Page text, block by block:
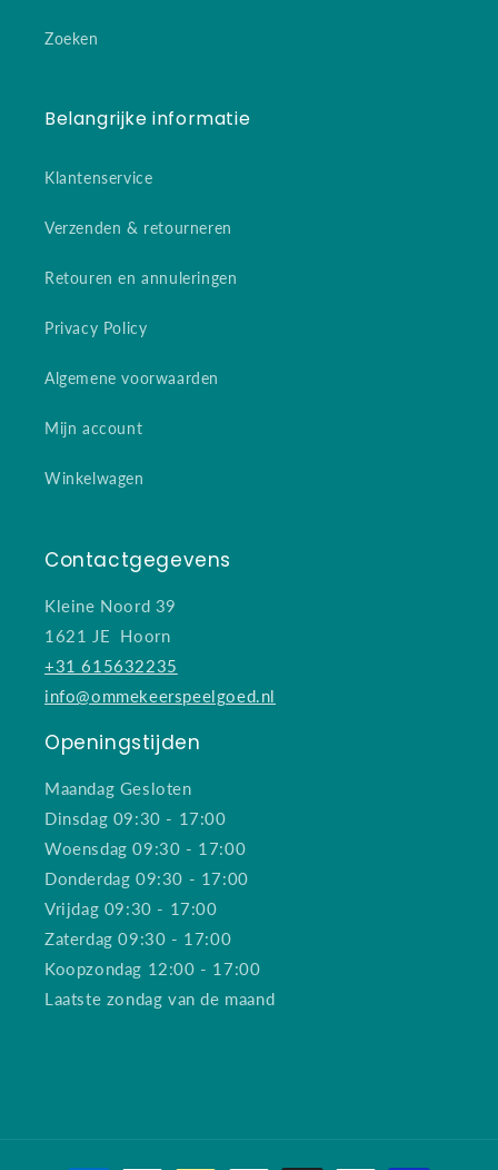
Zoeken
Belangrijke informatie
Klantenservice
Verzenden & retourneren
Retouren en annuleringen
Privacy Policy
Algemene voorwaarden
Mijn account
Winkelwagen
Contactgegevens
Kleine Noord 39
1621 JE Hoorn
+31 615632235
info@ommekeerspeelgoed.nl
Openingstijden
Maandag Gesloten
Dinsdag 09:30 - 17:00
Woensdag 09:30 - 17:00
Donderdag 09:30 - 17:00
Vrijdag 09:30 - 17:00
Zaterdag 09:30 - 17:00
Koopzondag 12:00 - 17:00
Laatste zondag van de maand